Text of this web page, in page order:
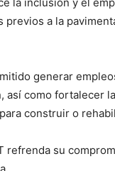
la inclusión y el
previos a la
generar
así como fortalecer
construir o
refrenda su